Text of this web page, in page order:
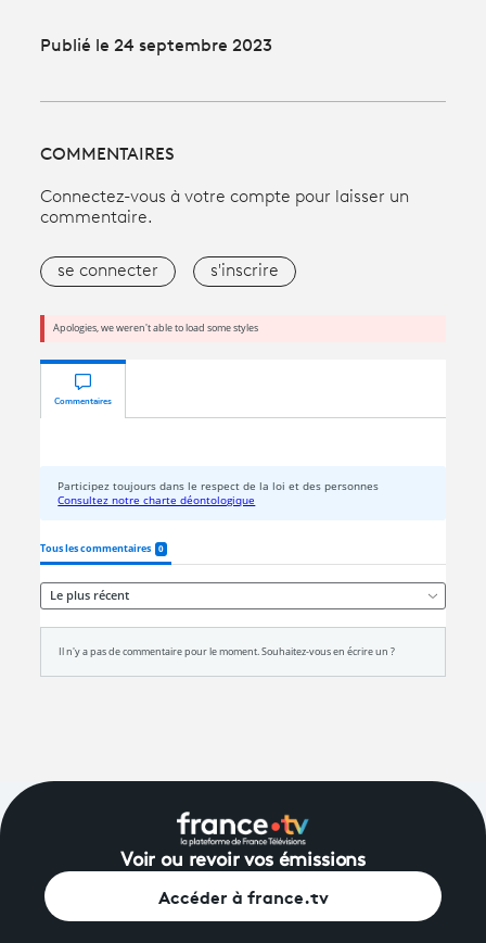
Publié le 24 septembre 2023
COMMENTAIRES
Connectez-vous à votre compte pour laisser un
commentaire.
se connecter s'inscrire
Voir ou revoir vos émissions
Accéder à france.tv